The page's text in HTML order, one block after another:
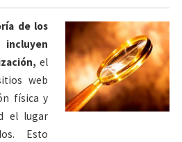
de los
incluyen
el
web
física y
el lugar
Esto